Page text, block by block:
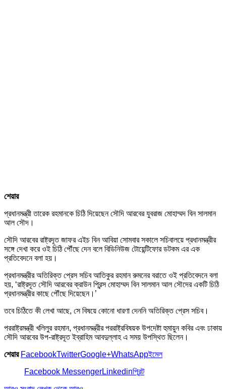
শেয়ার
প্রধানমন্ত্রী তারেক রহমানকে চিঠি দিয়েছেন সৌদি আরবের যুবরাজ মোহাম্মদ বিন সালমান
আল সৌদ।
সৌদি আরবের রাষ্ট্রদূত জাফর এইচ বিন আবিয়া সোমবার সকালে সচিবালয়ে প্রধানমন্ত্রীর
সঙ্গে দেখা করে ওই চিঠি পৌঁছে দেন বলে বিডিনিউজ টোয়েন্টিফোর ডটকম এর এক
প্রতিবেদনে বলা হয়।
প্রধানমন্ত্রীর অতিরিক্ত প্রেস সচিব আতিকুর রহমান রুমনের বরাতে ওই প্রতিবেদনে বলা
হয়, ‘রাষ্ট্রদূত সৌদি আরবের ক্রাউন প্রিন্স মোহাম্মদ বিন সালমান আল সৌদের একটি চিঠি
প্রধানমন্ত্রীর কাছে পৌঁছে দিয়েছেন।’
তবে চিঠিতে কী লেখা আছে, সে বিষয়ে কোনো ধারণা দেননি অতিরিক্ত প্রেস সচিব।
পররাষ্ট্রমন্ত্রী খলিলুর রহমান, প্রধানমন্ত্রীর পররাষ্ট্রবিষয়ক উপদেষ্টা হুমায়ুন কবির এবং ঢাকায়
সৌদি আরবের উপ-রাষ্ট্রদূত ইব্রাহিম আবদুল্লাহ এ সময় উপস্থিত ছিলেন।
শেয়ার FacebookTwitterGoogle+WhatsAppইমেল
Facebook MessengerLinkedinপ্রিন্ট